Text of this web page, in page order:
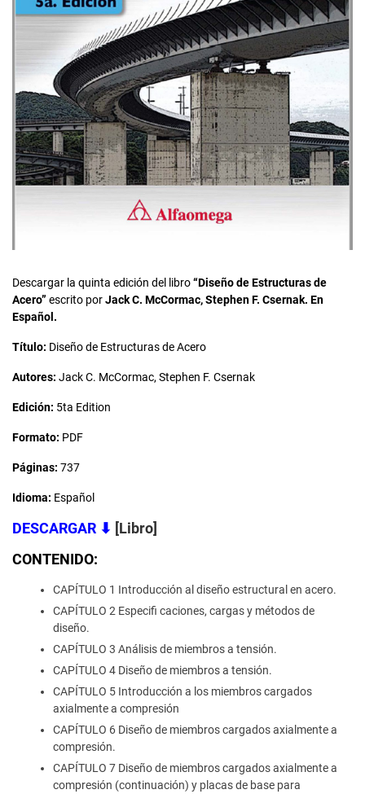
Descargar la quinta edición del libro“Diseño de Estructuras de
Acero” escrito porJack C. McCormac, Stephen F. Csernak. En
Español.
Título: Diseño de Estructuras de Acero
Autores: Jack C. McCormac, Stephen F. Csernak
Edición: 5ta Edition
Formato: PDF
Páginas: 737
Idioma: Español
DESCARGAR ⬇ [Libro]
CONTENIDO:
CAPÍTULO 1 Introducción al diseño estructural en acero.
CAPÍTULO 2 Especifi caciones, cargas y métodos de
diseño.
CAPÍTULO 3 Análisis de miembros a tensión.
CAPÍTULO 4 Diseño de miembros a tensión.
CAPÍTULO 5 Introducción a los miembros cargados
axialmente a compresión
CAPÍTULO 6 Diseño de miembros cargados axialmente a
compresión.
CAPÍTULO 7 Diseño de miembros cargados axialmente a
compresión (continuación) y placas de base para